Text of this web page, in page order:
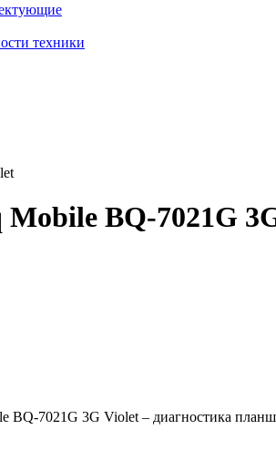
техники
BQ-7021G
7021G 3G Violet – диагностика